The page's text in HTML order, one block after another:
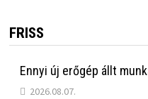
FRISS
Ennyi új erőgép állt
2026.08.07.